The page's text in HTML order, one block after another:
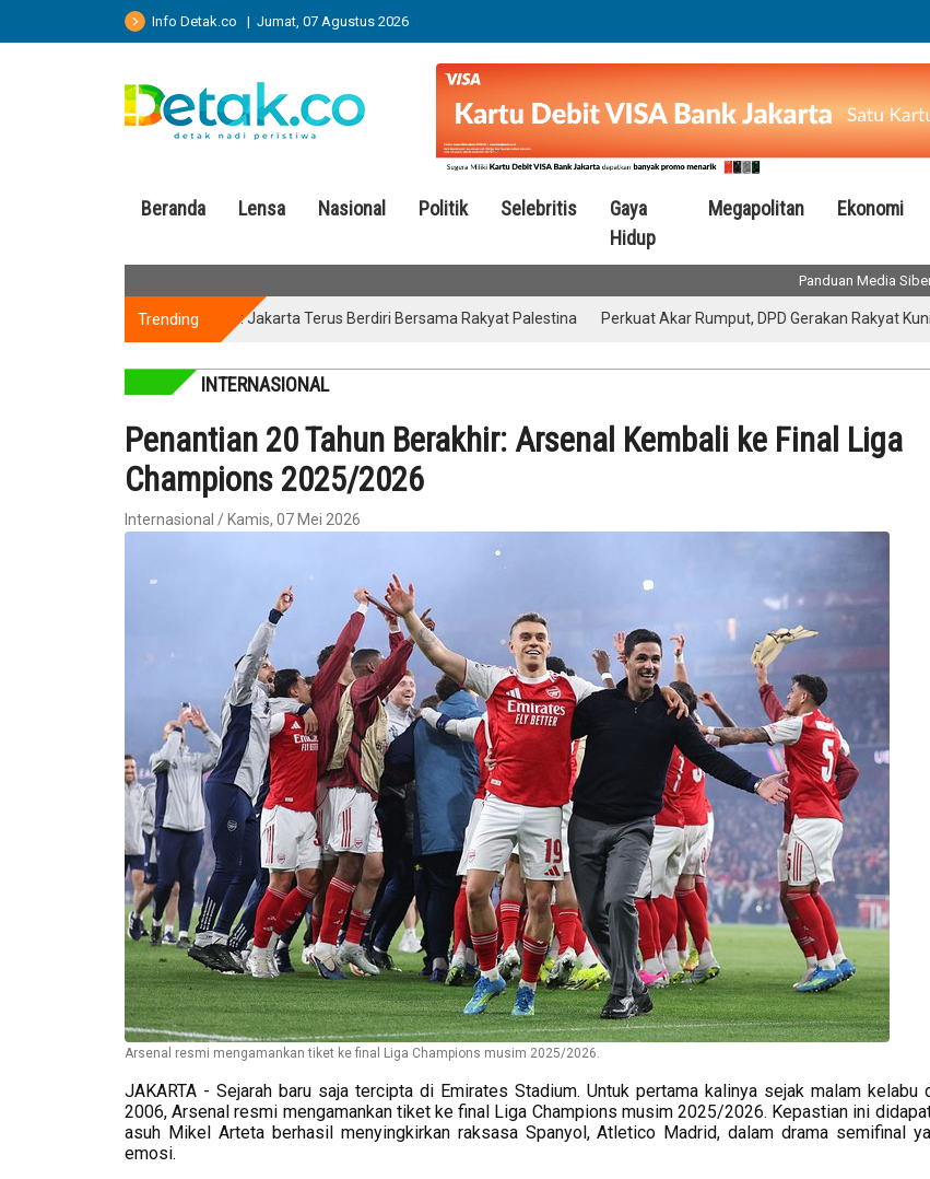
Info Detak.co | Jumat, 07 Agustus 2026
Beranda Lensa Nasional Politik Selebritis
Gaya
Hidup
Megapolitan Ekonomi
Panduan Media
Trending
Pramono: Jakarta Terus Berdiri Bersama Rakyat Palestina Perkuat Akar Rumput, DPD Gerakan Rakyat
INTERNASIONAL
Penantian 20 Tahun Berakhir: Arsenal Kembali ke Final Liga
Champions 2025/2026
Internasional / Kamis, 07 Mei 2026
Arsenal resmi mengamankan tiket ke final Liga Champions musim 2025/2026.
JAKARTA - Sejarah baru saja tercipta di Emirates Stadium. Untuk pertama kalinya sejak malam kelabu
2006, Arsenal resmi mengamankan tiket ke final Liga Champions musim 2025/2026. Kepastian ini
asuh Mikel Arteta berhasil menyingkirkan raksasa Spanyol, Atletico Madrid, dalam drama semifinal
emosi.